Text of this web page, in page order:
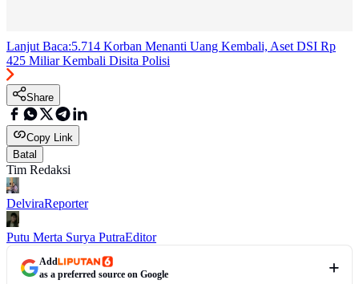
Lanjut Baca:5.714 Korban Menanti Uang Kembali, Aset DSI Rp
425 Miliar Kembali Disita Polisi
Share
Copy Link
Batal
Tim Redaksi
DelviraReporter
Putu Merta Surya PutraEditor
Add
as a preferred source on Google